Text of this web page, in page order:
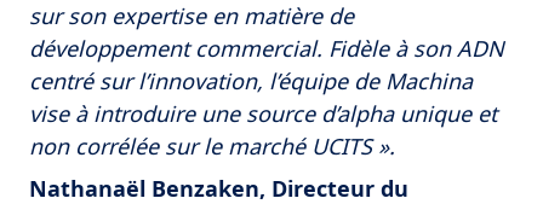
sur son expertise en matière de
développement commercial. Fidèle à son ADN
centré sur l’innovation, l’équipe de Machina
vise à introduire une source d’alpha unique et
non corrélée sur le marché UCITS ».
Nathanaël Benzaken, Directeur du